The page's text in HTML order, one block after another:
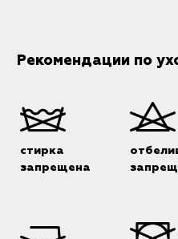
Рекомендации по
стирка
запрещена